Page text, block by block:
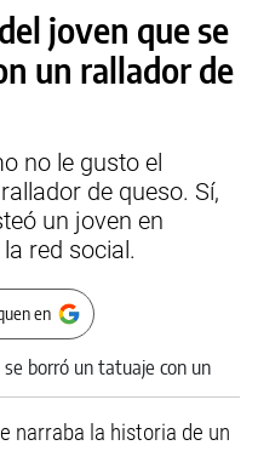
joven que se
un rallador de
no le gusto el
de queso. Sí,
un joven en
red social.
en
narraba la historia de un